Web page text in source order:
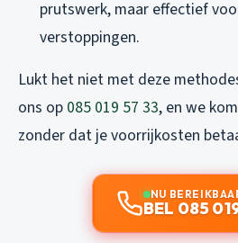
prutswerk, maar effectief
verstoppingen.
Lukt het niet met deze
ons op 085 019 57 33, en we
zonder dat je voorrijkosten
NU
BEL 085